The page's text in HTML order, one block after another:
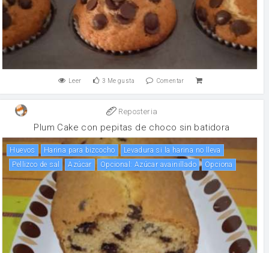
Leer 3 Me gusta Comentar
Reposteria
Plum Cake con pepitas de choco sin batidora
huevos Harina para bizcocho
Levadura si la harina no lleva
Pellizco de sal
Azúcar Opcional: Azúcar avainillado Opciona